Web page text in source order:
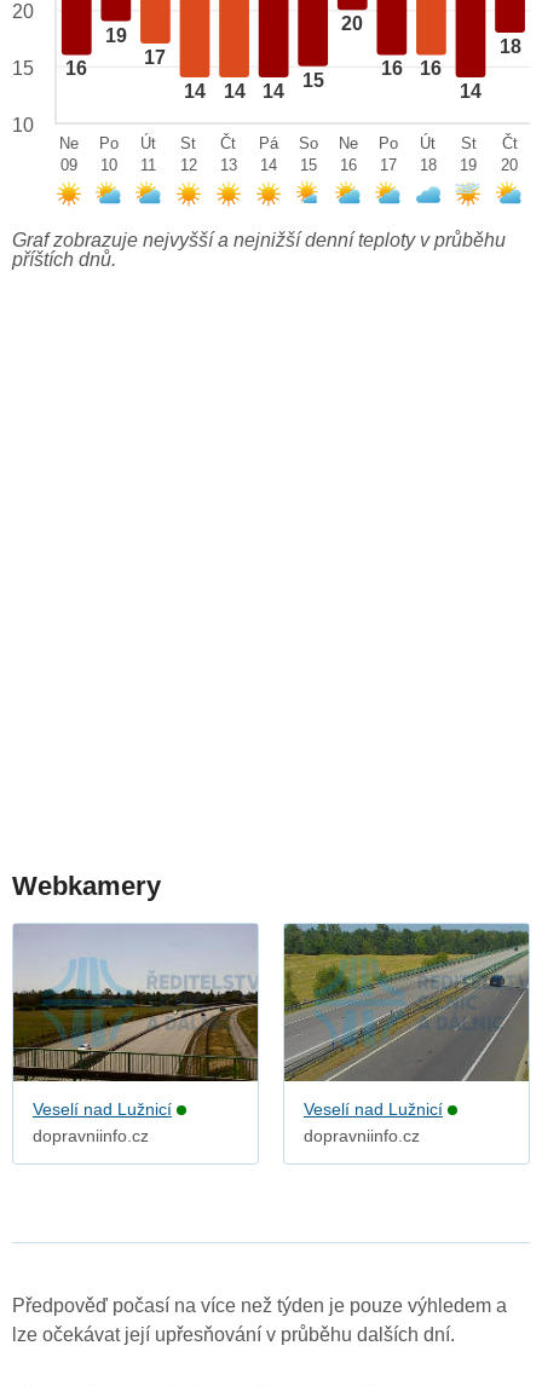
16
19
17
14 14 14
15
20
16 16
14
18
20
15
10
Ne
09
Po
10
Út
11
St
12
Čt
13
Pá
14
So
15
Ne
16
Po
17
Út
18
St
19
Čt
20
Graf zobrazuje nejvyšší a nejnižší denní teploty v průběhu
příštích dnů.
Webkamery
Veselí nad Lužnicí
dopravniinfo.cz
Veselí nad Lužnicí
dopravniinfo.cz
Předpověď počasí na více než týden je pouze výhledem a
lze očekávat její upřesňování v průběhu dalších dní.